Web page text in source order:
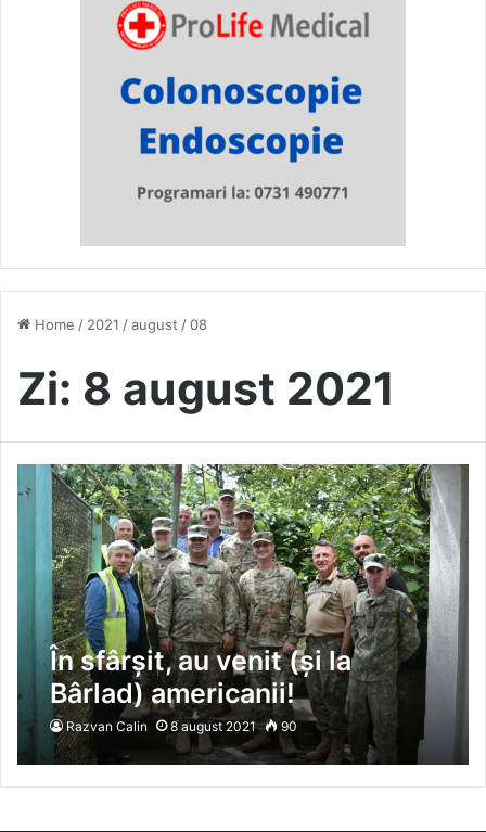
Home / 2021 /august /08
Zi: 8 august 2021
În sfârșit, au venit (și la
Bârlad) americanii!
Razvan Calin 8 august 2021 90